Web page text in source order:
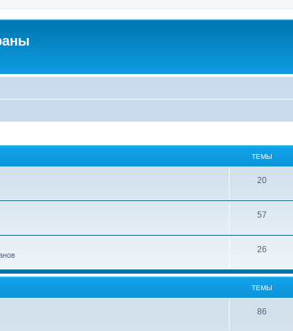
ТЕМЫ
20
57
26
ТЕМЫ
86